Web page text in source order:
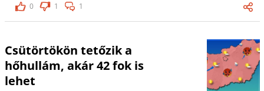
0
1 1
Csütörtökön tetőzik a
hőhullám, akár 42 fok is
lehet